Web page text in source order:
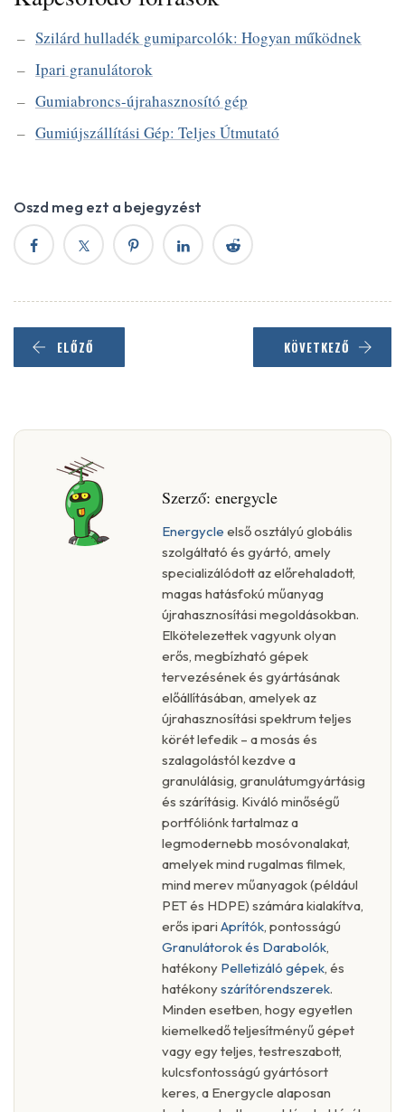
Szilárd hulladék gumiparcolók: Hogyan működnek
Ipari granulátorok
Gumiabroncs-újrahasznosító gép
Gumiújszállítási Gép: Teljes Útmutató
Oszd meg ezt a bejegyzést
ELŐZŐ KÖVETKEZŐ
Szerző: energycle
Energycle első osztályú globális
szolgáltató és gyártó, amely
specializálódott az előrehaladott,
magas hatásfokú műanyag
újrahasznosítási megoldásokban.
Elkötelezettek vagyunk olyan
erős, megbízható gépek
tervezésének és gyártásának
előállításában, amelyek az
újrahasznosítási spektrum teljes
körét lefedik – a mosás és
szalagolástól kezdve a
granulálásig, granulátumgyártásig
és szárításig. Kiváló minőségű
portfóliónk tartalmaz a
legmodernebb mosóvonalakat,
amelyek mind rugalmas filmek,
mind merev műanyagok (például
PET és HDPE) számára kialakítva,
erős ipari Aprítók, pontosságú
Granulátorok és Darabolók,
hatékony Pelletizáló gépek, és
hatékonyszárítórendszerek.
Minden esetben, hogy egyetlen
kiemelkedő teljesítményű gépet
vagy egy teljes, testreszabott,
kulcsfontosságú gyártósort
keres, a Energycle alaposan